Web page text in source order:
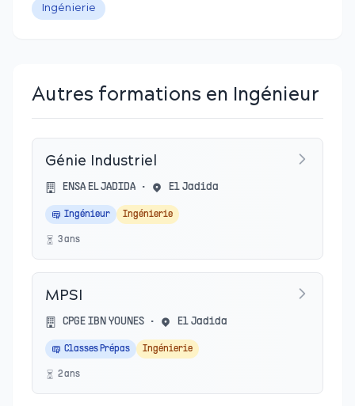
Ingénierie
Autres formations en Ingénieur
Génie Industriel
ENSA EL JADIDA • El Jadida
Ingénieur Ingénierie
3ans
MPSI
CPGE IBN YOUNES • El Jadida
Classes Prépas Ingénierie
2ans